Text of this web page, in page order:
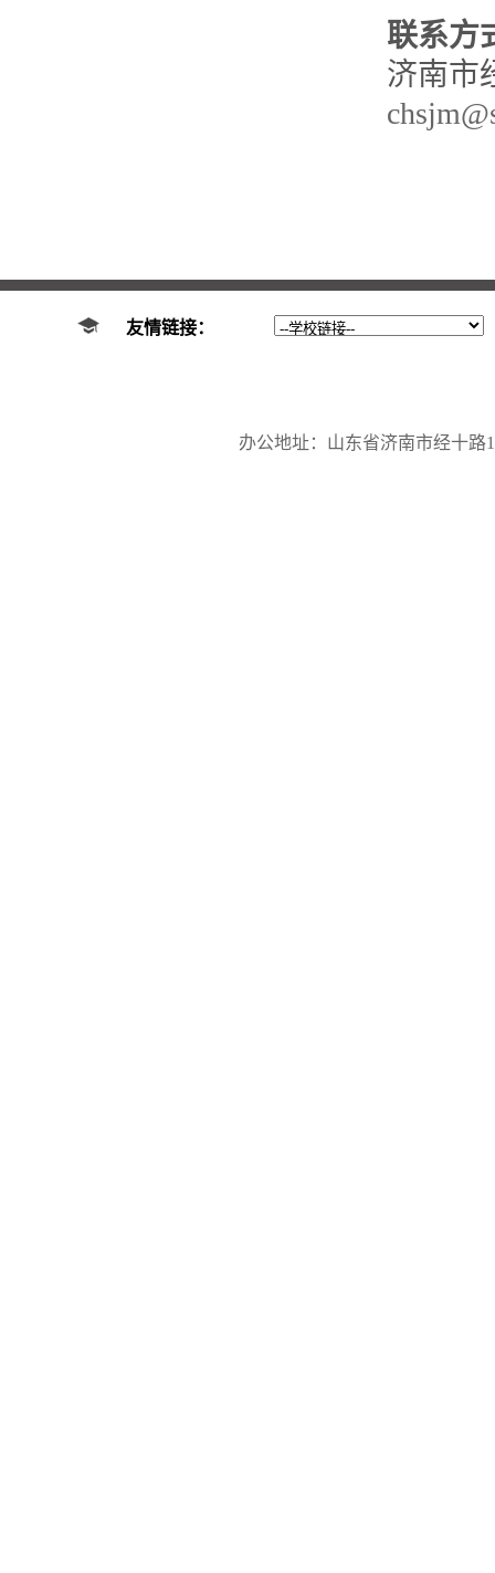
联系方
济南市
友情链接：
办公地址：山东省济南市经十路